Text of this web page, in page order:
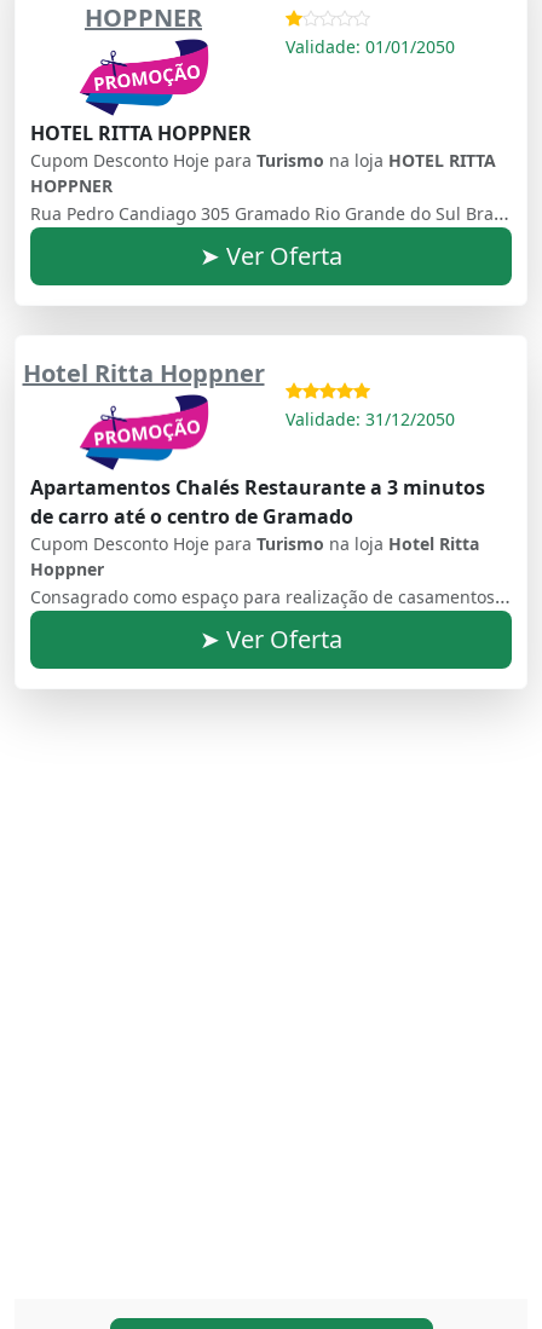
HOPPNER
Validade: 01/01/2050
HOTEL RITTA HOPPNER
Cupom Desconto Hoje para Turismo na loja HOTEL RITTA
HOPPNER
Rua Pedro Candiago 305 Gramado Rio Grande do Sul Brasil - 95670000
➤ Ver Oferta
Hotel Ritta Hoppner
Validade: 31/12/2050
Apartamentos Chalés Restaurante a 3 minutos
de carro até o centro de Gramado
Cupom Desconto Hoje para Turismo na loja Hotel Ritta
Hoppner
Consagrado como espaço para realização de casamentos elegantes, o Hotel Ritta Höppner tem uma localização mais do que privilegiada, a 900 m da rua coberta e do Palácio dos Festivais, em um dos bairros mais arborizados de Gramado!
➤ Ver Oferta